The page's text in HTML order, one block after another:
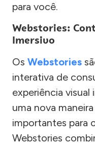
para você.
Webstories:
Imersivo
Os Webstories
interativa de
experiência visual
uma nova
importantes para
Webstories